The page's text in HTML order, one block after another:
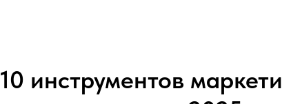
10 инструментов